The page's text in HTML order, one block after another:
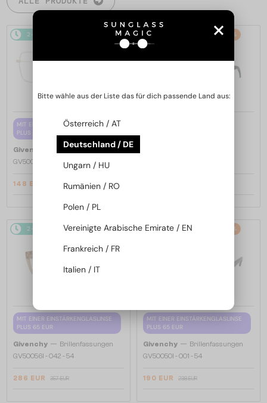
2-4 WERKTAGE
MIT EINER EINSTÄRKENGLASLINSE
PLUS 65 EUR
Givenchy
Brillenfassungen
GV50039U - 028 - 55
148 EUR 184 EUR
-20%
2-4 WERKTAGE -20%
MIT EINER EINSTÄRKENGLASLINSE
PLUS 65 EUR
Givenchy — Brillenfassungen
GV50056I - 042 - 54
286 EUR 357 EUR
2-4 WERKTAGE -20%
MIT EINER EINSTÄRKENGLASLINSE
PLUS 65 EUR
Givenchy — Brillenfassungen
GV50050I - 001 - 54
190 EUR 238 EUR
Bitte wähle aus der Liste das für dich passende Land aus:
Österreich / AT
Deutschland / DE
Ungarn / HU
Rumänien / RO
Polen / PL
Vereinigte Arabische Emirate / EN
Frankreich / FR
Italien / IT